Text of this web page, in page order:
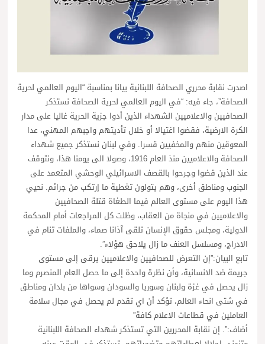
اصدرت نقابة محرري الصحافة اللبنانية بيانا بمناسبة “اليوم العالمي لحرية
الصحافة”، جاء فيه: “في اليوم العالمي لحرية الصحافة نستذكر
الصحافيين والاعلاميين الشهداء الذين أدوا جزية الحرية غاليا على مدار
الكرة الارضية، فقضوا اغتيالا أو خلال تأديتهم واجبهم المهني، عدا
المعوقين منهم والمخفيين قسرا. وفي لبنان نستذكر جميع شهداء
الصحافة والاعلاميين منذ العام 1916، وصولا الى يومنا هذا، ونتوقف
عند الذين قضوا وجرحوا بالقصف الاسرائيلي الوحشي المتعمد على
الجنوب ومناطق أخرى، وهم يتولون تغطية ما إرتكب من جرائم. نحيي
هذا اليوم على مستوى العالم فيما الطغاة قتلة الصحافيين
والاعلاميين في منجاة من العقاب، وظلت كل المراجعات أمام المحكمة
الدولية، ومجلس حقوق الإنسان تلقى آذانا صماء، والملفات تنام في
الادراج، ومسلسل العنف ما زال يلاحق هؤلاء”.
تابع البيان:”إن التعرض للصحافيين والاعلاميين يرقى إلى مستوى
جريمة ضد الانسانية، وأن نظرة واحدة إلى ما حصل العام المنصرم وما
زال يحصل في غزة ولبنان وسوريا والسودان وسواها من بلدان ومناطق
في شتى انحاء العالم، تؤكد أن اي تقدم لم يحصل في مجال سلامة
العاملين في قطاعات الاعلام كافة”
أضاف:”. إن نقابة المحررين التي تستذكر شهداء الصحافة اللبنانية